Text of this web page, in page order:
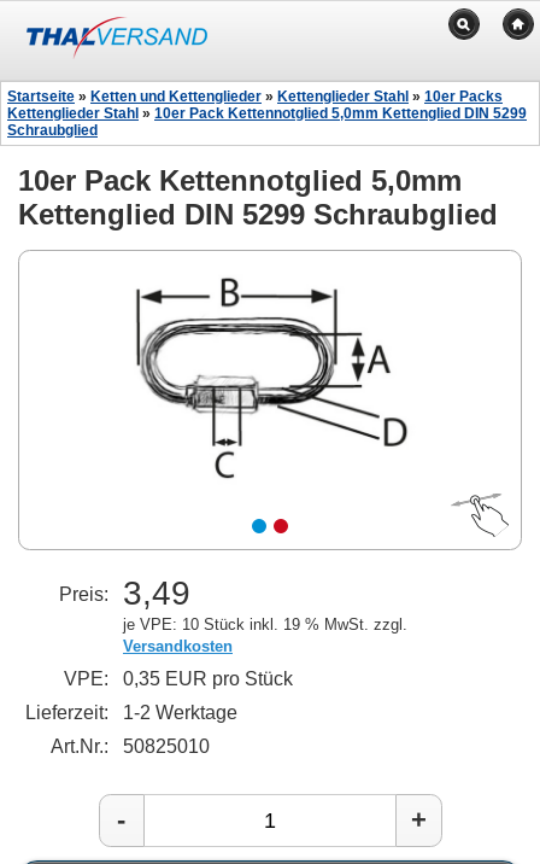
Startseite » Ketten und Kettenglieder » Kettenglieder Stahl » 10er Packs
Kettenglieder Stahl » 10er Pack Kettennotglied 5,0mm Kettenglied DIN 5299
Schraubglied
10er Pack Kettennotglied 5,0mm
Kettenglied DIN 5299 Schraubglied
Preis: 3,49
je VPE: 10 Stück inkl. 19 % MwSt. zzgl.
Versandkosten
VPE:
0,35 EUR pro Stück
Lieferzeit:
1-2 Werktage
Art.Nr.:
50825010
- +